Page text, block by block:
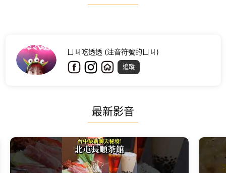
ㄩㄐ吃透透 (注音符號的ㄩㄐ)
追蹤
最新影音